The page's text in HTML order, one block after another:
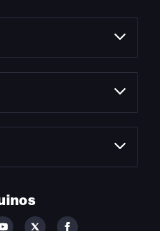
FOLLOWFOLLOWFOLLOW